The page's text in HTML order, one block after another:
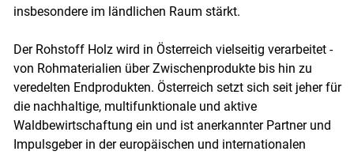
insbesondere im ländlichen Raum stärkt.
Der Rohstoff Holz wird in Österreich vielseitig verarbeitet -
von Rohmaterialien über Zwischenprodukte bis hin zu
veredelten Endprodukten. Österreich setzt sich seit jeher für
die nachhaltige, multifunktionale und aktive
Waldbewirtschaftung ein und ist anerkannter Partner und
Impulsgeber in der europäischen und internationalen